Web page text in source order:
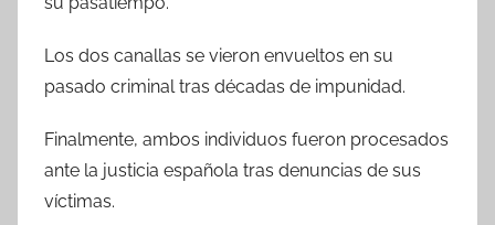
Los dos canallas se vieron envueltos en su
pasado criminal tras décadas de impunidad.
Finalmente, ambos individuos fueron procesados
ante la justicia española tras denuncias de sus
víctimas.